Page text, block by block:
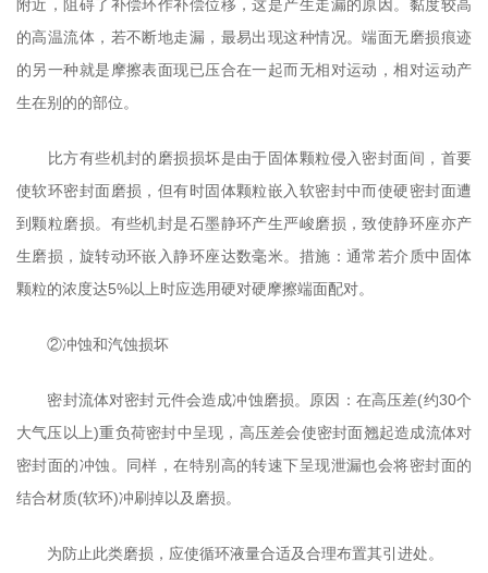
附近，阻碍了补偿环作补偿位移，这是产生走漏的原因。黏度较高
的高温流体，若不断地走漏，最易出现这种情况。端面无磨损痕迹
的另一种就是摩擦表面现已压合在一起而无相对运动，相对运动产
生在别的的部位。
比方有些机封的磨损损坏是由于固体颗粒侵入密封面间，首要
使软环密封面磨损，但有时固体颗粒嵌入软密封中而使硬密封面遭
到颗粒磨损。有些机封是石墨静环产生严峻磨损，致使静环座亦产
生磨损，旋转动环嵌入静环座达数毫米。措施：通常若介质中固体
颗粒的浓度达5%以上时应选用硬对硬摩擦端面配对。
②冲蚀和汽蚀损坏
密封流体对密封元件会造成冲蚀磨损。原因：在高压差(约30个
大气压以上)重负荷密封中呈现，高压差会使密封面翘起造成流体对
密封面的冲蚀。同样，在特别高的转速下呈现泄漏也会将密封面的
结合材质(软环)冲刷掉以及磨损。
为防止此类磨损，应使循环液量合适及合理布置其引进处。